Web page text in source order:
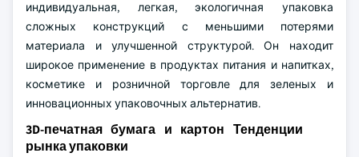
индивидуальная, легкая, экологичная упаковка
сложных конструкций с меньшими потерями
материала и улучшенной структурой. Он находит
широкое применение в продуктах питания и напитках,
косметике и розничной торговле для зеленых и
инновационных упаковочных альтернатив.
3D-печатная бумага и картон Тенденции
рынка упаковки